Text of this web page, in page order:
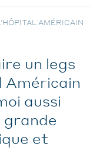
AMÉRICAIN
un legs
Américain
aussi
grande
et